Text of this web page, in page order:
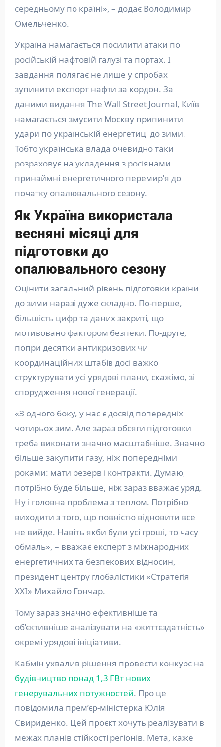
середньому по країні», – додає Володимир
Омельченко.
Україна намагається посилити атаки по
російській нафтовій галузі та портах. І
завдання полягає не лише у спробах
зупинити експорт нафти за кордон. За
даними видання The Wall Street Journal, Київ
намагається змусити Москву припинити
удари по українській енергетиці до зими.
Тобто українська влада очевидно таки
розраховує на укладення з росіянами
принаймні енергетичного перемир’я до
початку опалювального сезону.
Як Україна використала
весняні місяці для
підготовки до
опалювального сезону
Оцінити загальний рівень підготовки країни
до зими наразі дуже складно. По-перше,
більшість цифр та даних закриті, що
мотивовано фактором безпеки. По-друге,
попри десятки антикризових чи
координаційних штабів досі важко
структурувати усі урядові плани, скажімо, зі
спорудження нової генерації.
«З одного боку, у нас є досвід попередніх
чотирьох зим. Але зараз обсяги підготовки
треба виконати значно масштабніше. Значно
більше закупити газу, ніж попередніми
роками: мати резерв і контракти. Думаю,
потрібно буде більше, ніж зараз вважає уряд.
Ну і головна проблема з теплом. Потрібно
виходити з того, що повністю відновити все
не вийде. Навіть якби були усі гроші, то часу
обмаль», – вважає експерт з міжнародних
енергетичних та безпекових відносин,
президент центру глобалістики «Стратегія
ХХІ» Михайло Гончар.
Тому зараз значно ефективніше та
об’єктивніше аналізувати на «життєздатність»
окремі урядові ініціативи.
Кабмін ухвалив рішення провести конкурс на
будівництво понад 1,3 ГВт нових
генерувальних потужностей. Про це
повідомила прем’єр-міністерка Юлія
Свириденко. Цей проєкт хочуть реалізувати в
межах планів стійкості регіонів. Мета, каже